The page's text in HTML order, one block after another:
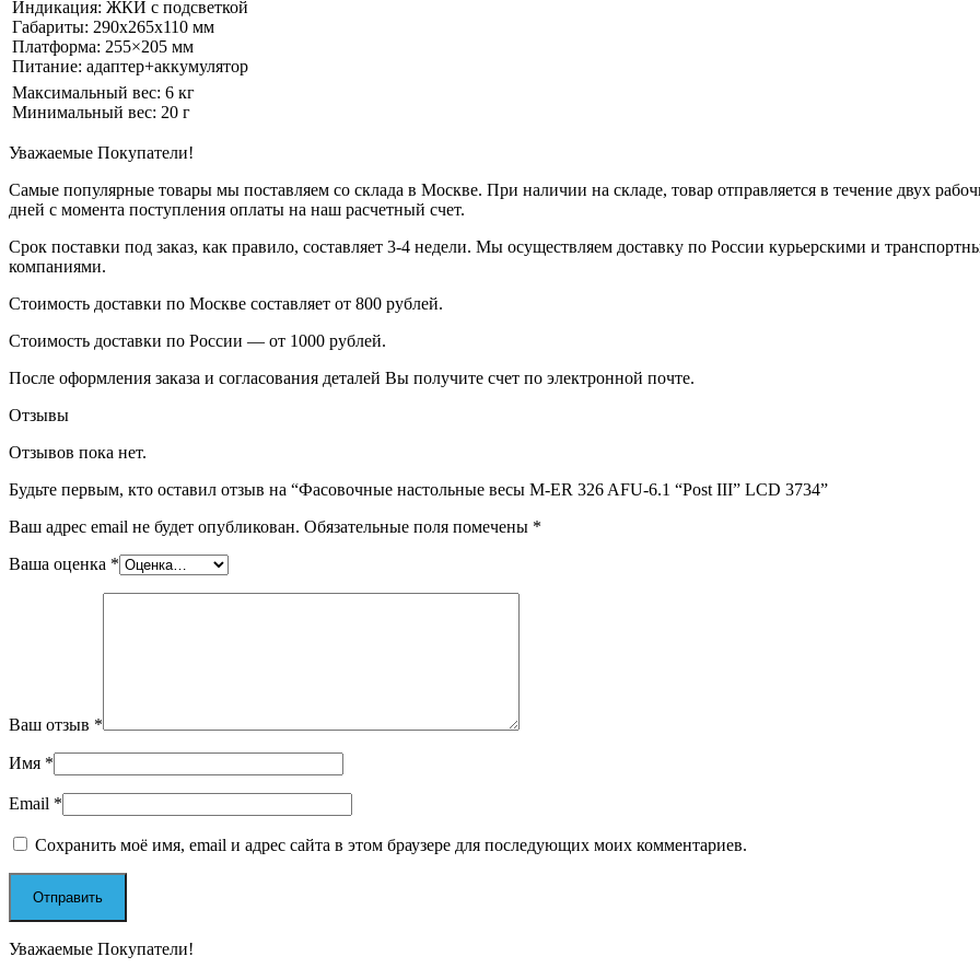
Индикация: ЖКИ с подсветкой
Габариты: 290х265х110 мм
Платформа: 255×205 мм
Питание: адаптер+аккумулятор
Максимальный вес: 6 кг
Минимальный вес: 20 г
Уважаемые Покупатели!
Самые популярные товары мы поставляем со склада в Москве. При наличии на складе, товар отправляется в течение двух
дней с момента поступления оплаты на наш расчетный счет.
Срок поставки под заказ, как правило, составляет 3-4 недели. Мы осуществляем доставку по России курьерскими и
компаниями.
Стоимость доставки по Москве составляет от 800 рублей.
Стоимость доставки по России — от 1000 рублей.
После оформления заказа и согласования деталей Вы получите счет по электронной почте.
Отзывы
Отзывов пока нет.
Будьте первым, кто оставил отзыв на “Фасовочные настольные весы M-ER 326 AFU-6.1 “Post III” LСD 3734”
Ваш адрес email не будет опубликован. Обязательные поля помечены *
Ваша оценка *
Ваш отзыв *
Имя *
Email *
Сохранить моё имя, email и адрес сайта в этом браузере для последующих моих комментариев.
Уважаемые Покупатели!